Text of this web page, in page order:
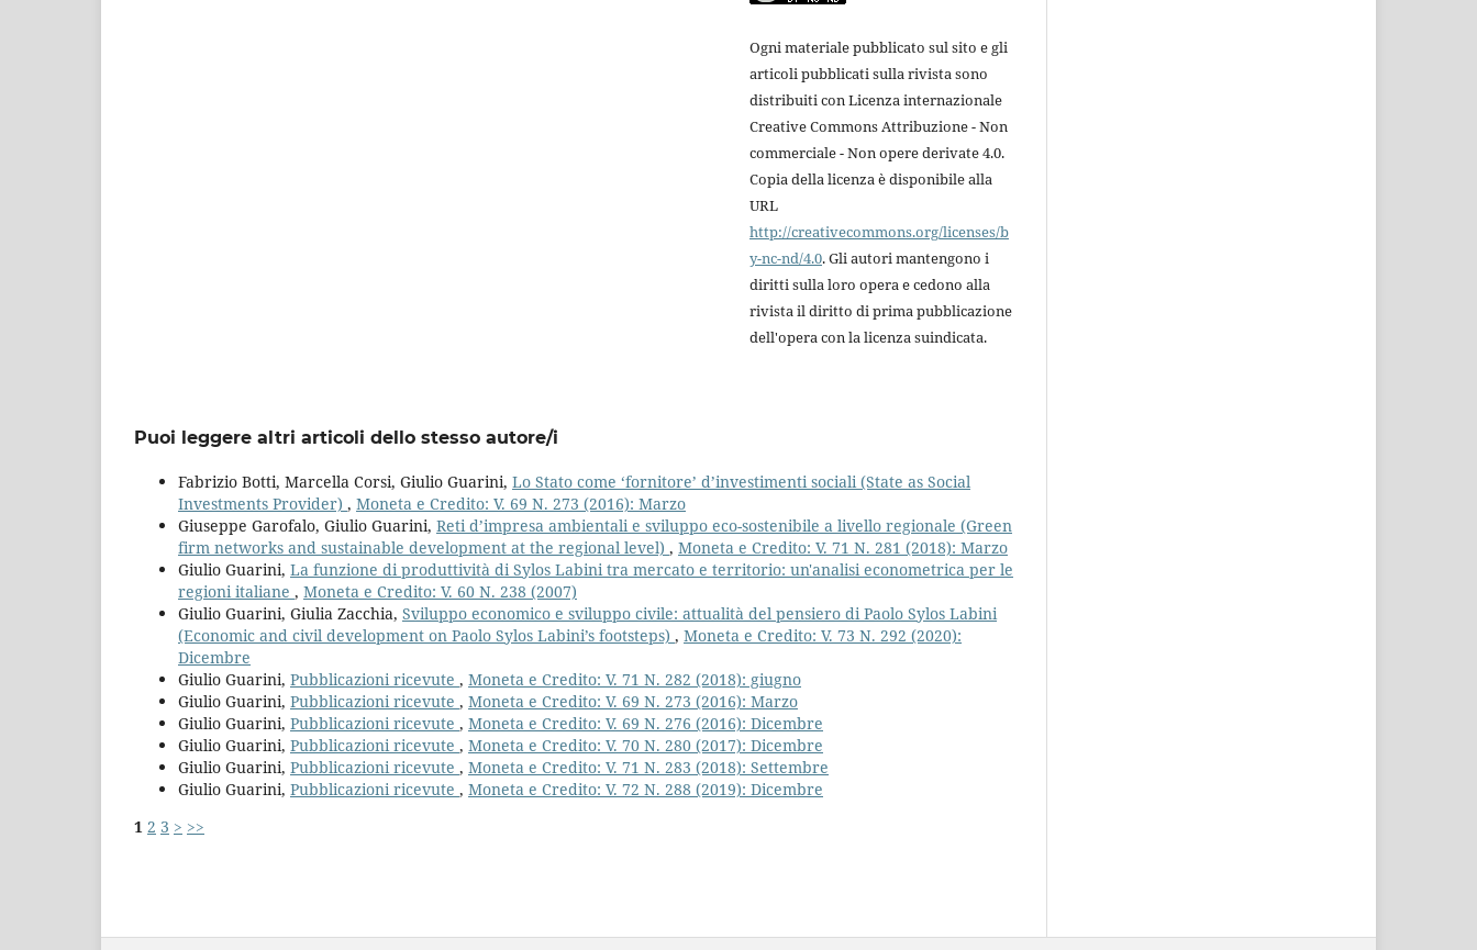
Ogni materiale pubblicato sul sito e gli
articoli pubblicati sulla rivista sono
distribuiti con Licenza internazionale
Creative Commons Attribuzione - Non
commerciale - Non opere derivate 4.0.
Copia della licenza è disponibile alla
URL
http://creativecommons.org/licenses/b
y-nc-nd/4.0. Gli autori mantengono i
diritti sulla loro opera e cedono alla
rivista il diritto di prima pubblicazione
dell'opera con la licenza suindicata.
Puoi leggere altri articoli dello stesso autore/i
Fabrizio Botti, Marcella Corsi, Giulio Guarini, Lo Stato come ‘fornitore’ d’investimenti sociali (State as Social
Investments Provider) , Moneta e Credito: V. 69 N. 273 (2016): Marzo
Giuseppe Garofalo, Giulio Guarini, Reti d’impresa ambientali e sviluppo eco-sostenibile a livello regionale (Green
firm networks and sustainable development at the regional level) , Moneta e Credito: V. 71 N. 281 (2018): Marzo
Giulio Guarini, La funzione di produttività di Sylos Labini tra mercato e territorio: un'analisi econometrica per le
regioni italiane , Moneta e Credito: V. 60 N. 238 (2007)
Giulio Guarini, Giulia Zacchia, Sviluppo economico e sviluppo civile: attualità del pensiero di Paolo Sylos Labini
(Economic and civil development on Paolo Sylos Labini’s footsteps) , Moneta e Credito: V. 73 N. 292 (2020):
Dicembre
Giulio Guarini, Pubblicazioni ricevute , Moneta e Credito: V. 71 N. 282 (2018): giugno
Giulio Guarini, Pubblicazioni ricevute , Moneta e Credito: V. 69 N. 273 (2016): Marzo
Giulio Guarini, Pubblicazioni ricevute , Moneta e Credito: V. 69 N. 276 (2016): Dicembre
Giulio Guarini, Pubblicazioni ricevute , Moneta e Credito: V. 70 N. 280 (2017): Dicembre
Giulio Guarini, Pubblicazioni ricevute , Moneta e Credito: V. 71 N. 283 (2018): Settembre
Giulio Guarini, Pubblicazioni ricevute , Moneta e Credito: V. 72 N. 288 (2019): Dicembre
1 2 3 > >>